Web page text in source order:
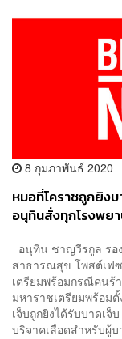
8 กุมภาพันธ์ 2020
หมอที่โคราชถูกยิง
อนุทินสั่งทุกโรงพย
อนุทิน ชาญวีรกูล รอ
สาธารณสุข โพสต์เฟ
เตรียมพร้อมกรณีคนร้
มหาราชเตรียมพร้อม
เจ็บถูกยิงได้รับบาดเ
บริจาคเลือดสำหรับผู้